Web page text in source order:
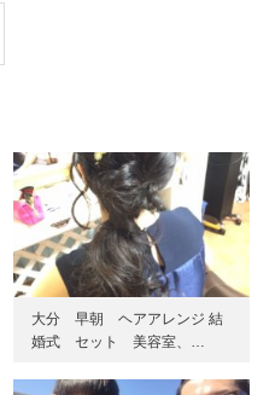
大分 早朝 ヘアアレンジ 結
婚式 セット 美容室、…